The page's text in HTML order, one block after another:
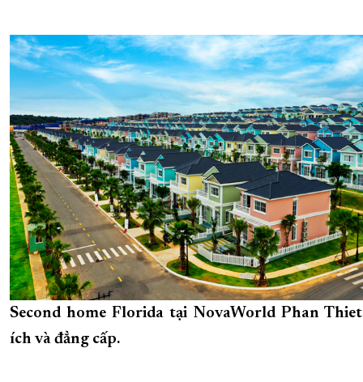
Second home Florida tại NovaWorld Phan
ích và đẳng cấp.